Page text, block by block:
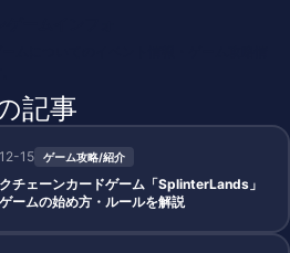
記事
15 ゲーム攻略/紹介
チェーンカードゲーム「SplinterLands」
ームの始め方・ルールを解説